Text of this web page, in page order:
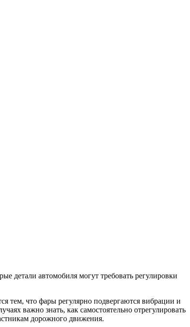
детали автомобиля могут требовать регулировки
тем, что фары регулярно подвергаются вибрации и
важно знать, как самостоятельно отрегулировать
дорожного движения.